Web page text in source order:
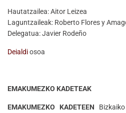
Hautatzailea: Aitor Leizea
Laguntzaileak: Roberto Flores y
Delegatua: Javier Rodeño
Deialdiosoa
EMAKUMEZKO KADETEAK
EMAKUMEZKO KADETEEN